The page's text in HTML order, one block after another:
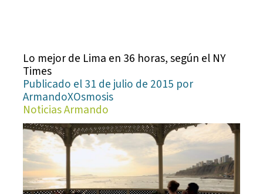
Lo mejor de Lima en 36 horas, según el NY
Times
Publicado el 31 de julio de 2015 por
ArmandoXOsmosis
Noticias Armando